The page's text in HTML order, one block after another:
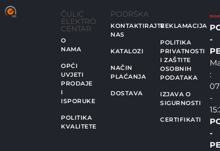
ČULIĆ
ELEKTRO
CENTAR
O
NAMA
OPĆI
UVJETI
PRODAJE
I
ISPORUKE
POLITIKA
KVALITETE
PODRŠKA
KONTAKTIRAJTE
NAS
KATALOZI
NAČIN
PLAĆANJA
DOSTAVA
REKLAMACIJA
POLITIKA
PRIVATNOSTI
I ZAŠTITE
OSOBNIH
PODATAKA
IZJAVA O
SIGURNOSTI
CERTIFIKATI
-
:
-
-